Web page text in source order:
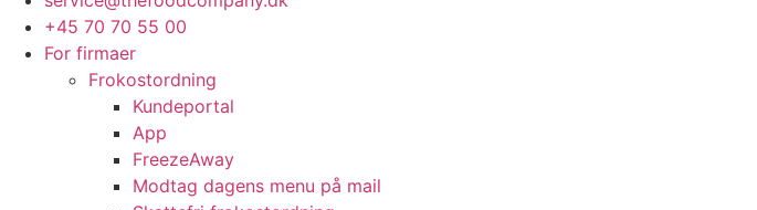
+45 70 70 55 00
For firmaer
Frokostordning
Kundeportal
App
FreezeAway
Modtag dagens menu på mail